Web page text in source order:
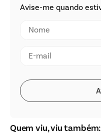
Quem viu, viu também: